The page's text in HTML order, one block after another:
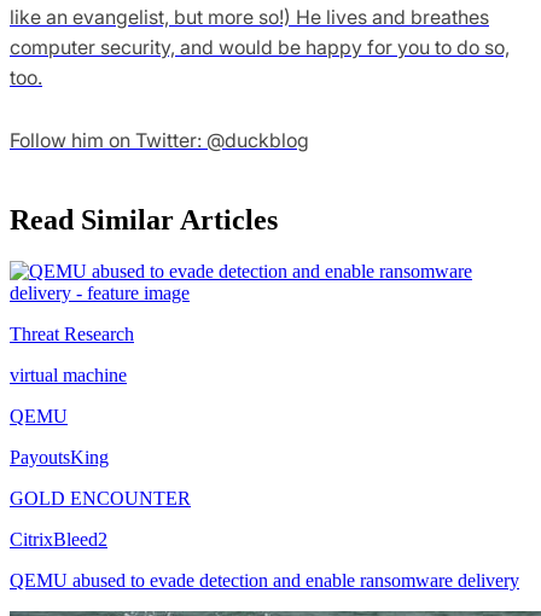
like an evangelist, but more so!) He lives and breathes
computer security, and would be happy for you to do so,
too.
Follow him on Twitter: @duckblog
Read Similar Articles
Threat Research
virtual machine
QEMU
PayoutsKing
GOLD ENCOUNTER
CitrixBleed2
QEMU abused to evade detection and enable ransomware delivery